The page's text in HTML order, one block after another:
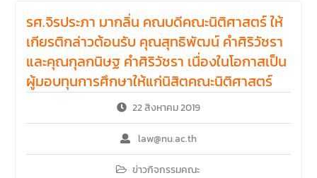
ปลอดภัย ซึ่งครอบคลุมหน่วย
งานภายในกลุ่มอาคารทั้ง 3
คณะ และ 1 กอง
คณะนิติศาสตร์ มหาวิทยาลัย
นเรศวร จัดโครงการปฐมนิเทศ
และพบผู้ปกครอง ประจำปีการ
ศึกษา 2569 โดยได้รับเกียรติ
จาก รองศาสตราจารย์ ดร.บุญ
ญรัตน์ โชคบันดาลชัย คณบดี
คณะนิติศาสตร์ ให้เกียรติเป็น
ประธานในพิธีเปิด พร้อมกล่าว
รศ.จิรประภา มากลิ่น คณบดีคณะนิติศาสตร์ ให้
เกียรติกล่าวต้อนรับ คุณสุทธิพัฒน์ คำศิริวัชรา
และคุณกุลกนิษฐ คำศิริวัชรา เนื่องในโอกาสเป็น
ผู้มอบทุนการศึกษาให้แก่นิสิตคณะนิติศาสตร์
22 สิงหาคม 2019
law@nu.ac.th
ข่าวกิจกรรมคณะ